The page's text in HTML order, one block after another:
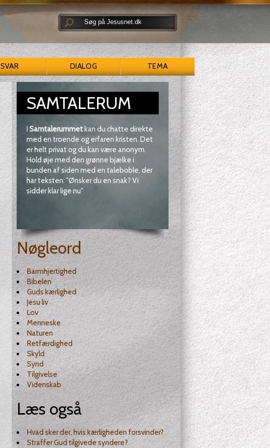
SVAR DIALOG TEMA
SAMTALERUM
I Samtalerummetkan du chatte direkte
med en troende og erfaren kristen. Det
er helt privat og du kan være anonym.
Hold øje med den grønne bjælke i
bunden af siden med en taleboble, der
har teksten: "Ønsker du en snak? Vi
sidder klar lige nu"
Nøgleord
Barmhjertighed
Bibelen
Guds kærlighed
Jesu liv
Lov
Menneske
Naturen
Retfærdighed
Skyld
Synd
Tilgivelse
Videnskab
Læs også
Hvad sker der, hvis kærligheden forsvinder?
Straffer Gud tilgivede syndere?